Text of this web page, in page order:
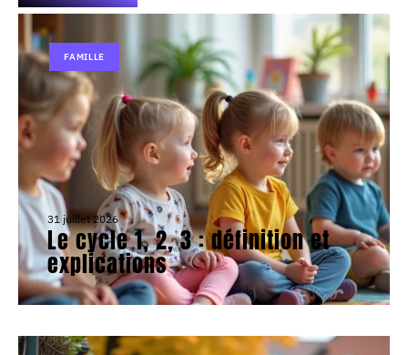
FAMILLE
31 juillet 2026
Le cycle 1, 2, 3 : définition et
explications